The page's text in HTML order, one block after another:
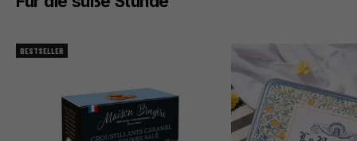
BESTSELLER